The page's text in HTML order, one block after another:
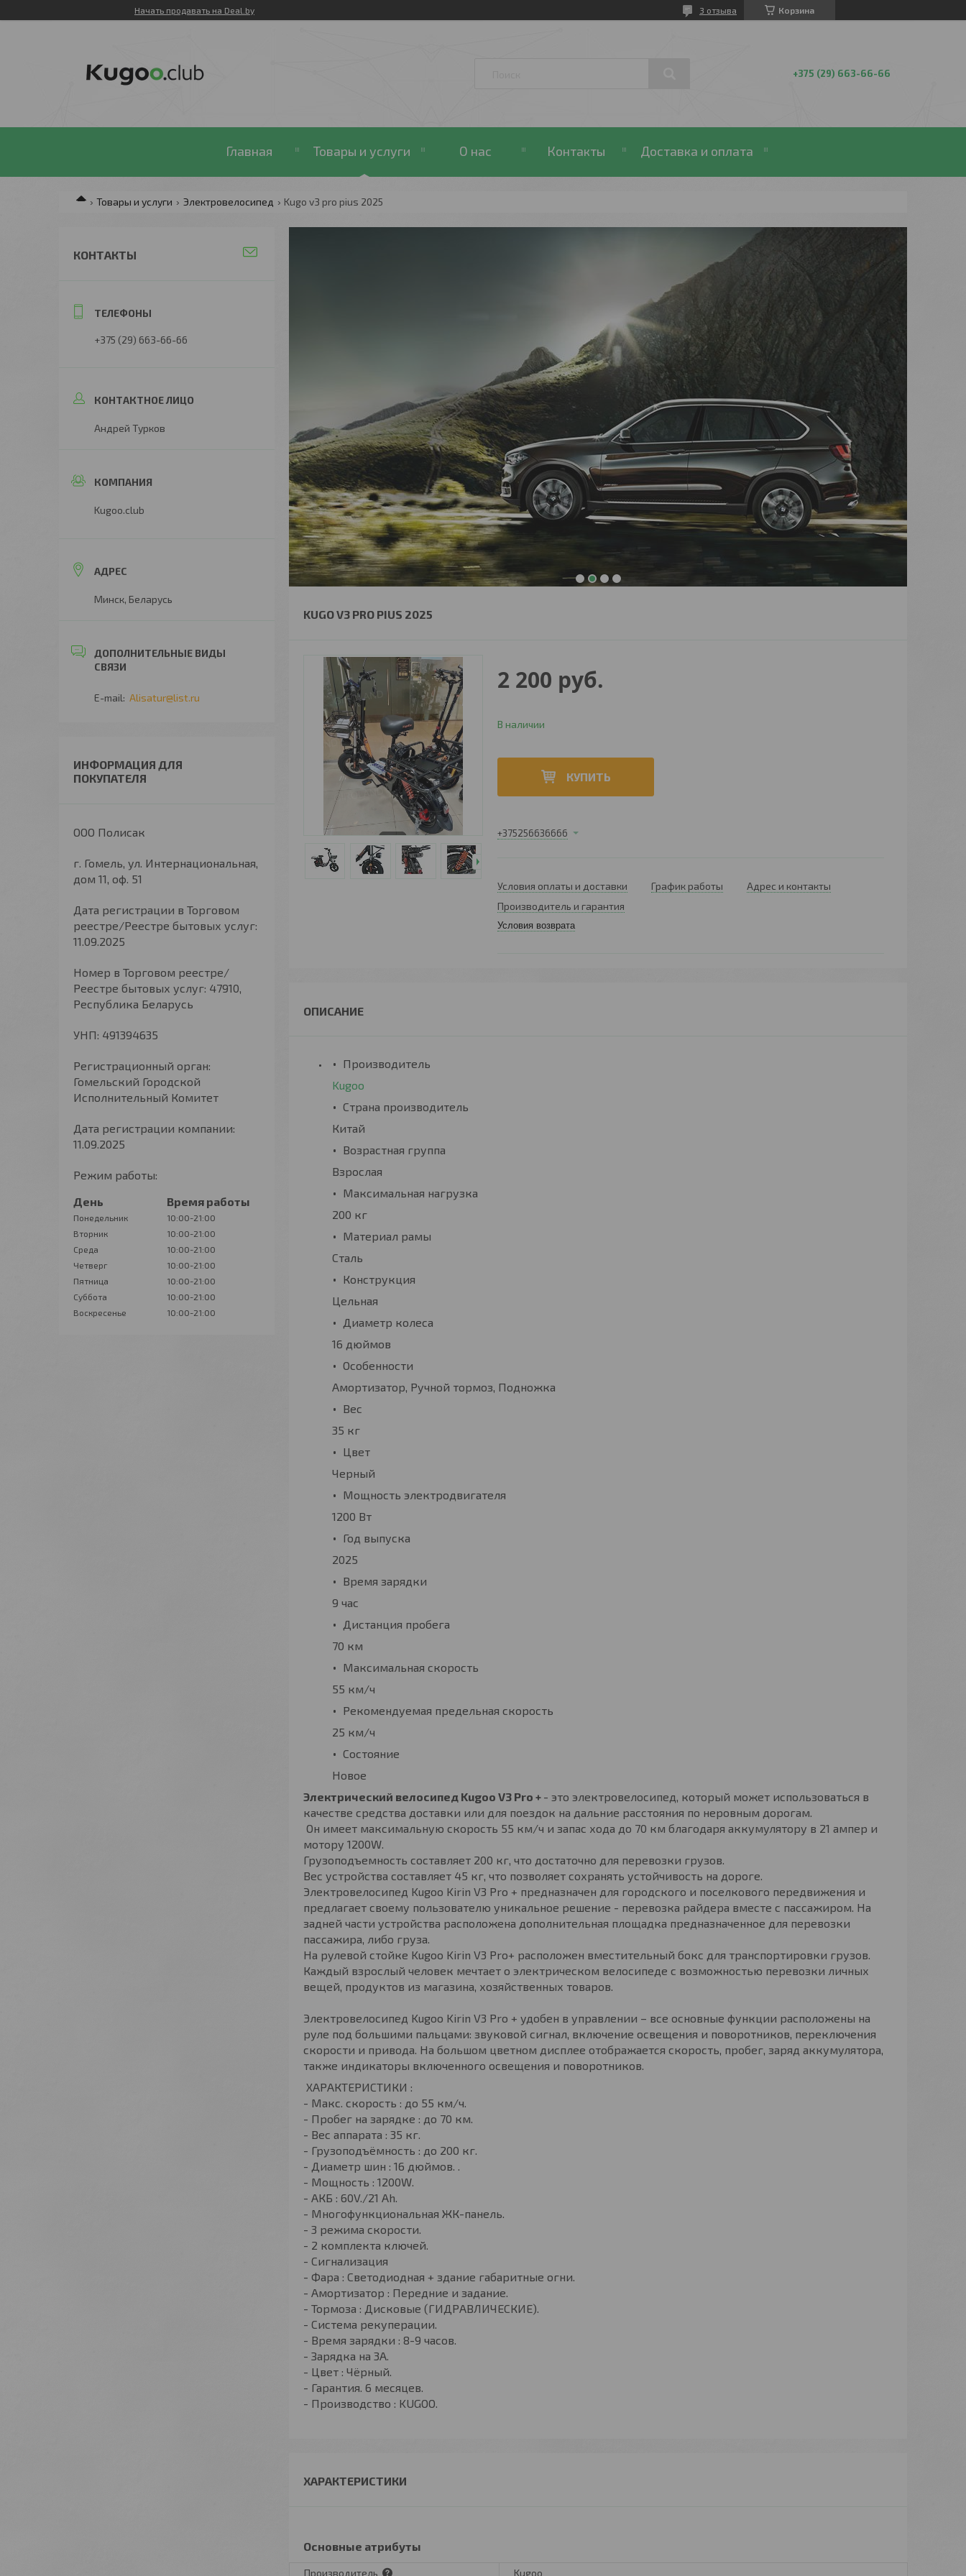
Начать продавать на Deal.by Корзина
3 отзыва
+375 (29) 663-66-66
Главная Товары и услуги О нас Контакты Доставка и оплата
Товары и услуги Электровелосипед Kugo v3 pro pius 2025
KUGO V3 PRO PIUS 2025
2 200 руб.
В наличии
КУПИТЬ
+375256636666
Условия оплаты и доставки График работы
Адрес и контакты
Производитель и гарантия
Условия возврата
Производитель
Kugoo
Страна производитель
Китай
Возрастная группа
Взрослая
Максимальная нагрузка
200 кг
Материал рамы
Сталь
Конструкция
Цельная
Диаметр колеса
16 дюймов
Особенности
Амортизатор, Ручной тормоз, Подножка
Вес
35 кг
Цвет
Черный
Мощность электродвигателя
1200 Вт
Год выпуска
2025
Время зарядки
9 час
Дистанция пробега
70 км
Максимальная скорость
55 км/ч
Рекомендуемая предельная скорость
25 км/ч
Состояние
Новое
Электрический велосипед Kugoo V3 Pro + - это электровелосипед, который может использоваться в
качестве средства доставки или для поездок на дальние расстояния по неровным дорогам.
Он имеет максимальную скорость 55 км/ч и запас хода до 70 км благодаря аккумулятору в 21 ампер и
мотору 1200W.
Грузоподъемность составляет 200 кг, что достаточно для перевозки грузов.
Вес устройства составляет 45 кг, что позволяет сохранять устойчивость на дороге.
Электровелосипед Kugoo Kirin V3 Pro + предназначен для городского и поселкового передвижения и
предлагает своему пользователю уникальное решение - перевозка райдера вместе с пассажиром. На
задней части устройства расположена дополнительная площадка предназначенное для перевозки
пассажира, либо груза.
На рулевой стойке Kugoo Kirin V3 Pro+ расположен вместительный бокс для транспортировки грузов.
Каждый взрослый человек мечтает о электрическом велосипеде с возможностью перевозки личных
вещей, продуктов из магазина, хозяйственных товаров.
Электровелосипед Kugoo Kirin V3 Pro + удобен в управлении – все основные функции расположены на
руле под большими пальцами: звуковой сигнал, включение освещения и поворотников, переключения
скорости и привода. На большом цветном дисплее отображается скорость, пробег, заряд аккумулятора,
также индикаторы включенного освещения и поворотников.
ХАРАКТЕРИСТИКИ :
- Макс. скорость : до 55 км/ч.
- Пробег на зарядке : до 70 км.
- Вес аппарата : 35 кг.
- Грузоподъёмность : до 200 кг.
- Диаметр шин : 16 дюймов. .
- Мощность : 1200W.
- АКБ : 60V./21 Ah.
- Многофункциональная ЖК-панель.
- 3 режима скорости.
- 2 комплекта ключей.
- Сигнализация
- Фара : Светодиодная + здание габаритные огни.
- Амортизатор : Передние и задание.
- Тормоза : Дисковые (ГИДРАВЛИЧЕСКИЕ).
- Система рекуперации.
- Время зарядки : 8-9 часов.
- Зарядка на 3А.
- Цвет : Чёрный.
- Гарантия. 6 месяцев.
- Производство : KUGOO.
ХАРАКТЕРИСТИКИ
Основные атрибуты
Производитель Kugoo
КОНТАКТЫ
+375 (29) 663-66-66
Андрей Турков
Kugoo.club
Минск, Беларусь
Alisatur@list.ru
ИНФОРМАЦИЯ ДЛЯ
ПОКУПАТЕЛЯ
ООО Полисак
г. Гомель, ул. Интернациональная,
дом 11, оф. 51
Дата регистрации в Торговом
реестре/Реестре бытовых услуг:
11.09.2025
Номер в Торговом реестре/
Реестре бытовых услуг: 47910,
Республика Беларусь
УНП: 491394635
Регистрационный орган:
Гомельский Городской
Исполнительный Комитет
Дата регистрации компании:
11.09.2025
Режим работы:
День
Время работы
Понедельник
10:00-21:00
Вторник
10:00-21:00
Среда
10:00-21:00
Четверг
10:00-21:00
Пятница
10:00-21:00
Суббота
10:00-21:00
Воскресенье
10:00-21:00